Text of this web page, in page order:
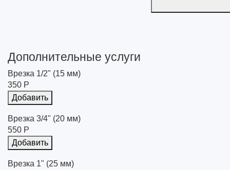
Дополнительные услуги
Врезка 1/2" (15 мм)
350 Р
Добавить
Врезка 3/4" (20 мм)
550 Р
Добавить
Врезка 1" (25 мм)